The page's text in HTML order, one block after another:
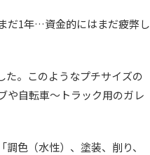
だ1年…資金的にはまだ疲弊し
た。このようなプチサイズの
や自転車〜トラック用のガレ
色（水性）、塗装、削り、